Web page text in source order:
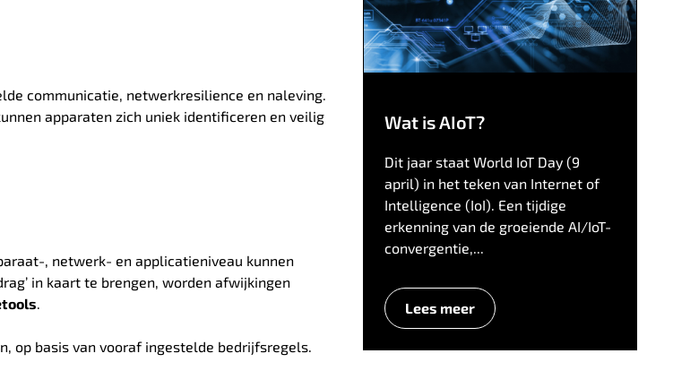
communicatie, netwerkresilience en naleving.
apparaten zich uniek identificeren en veilig
, netwerk- en applicatieniveau kunnen
in kaart te brengen, worden afwijkingen
.
op basis van vooraf ingestelde bedrijfsregels.
Wat is AIoT?
Dit jaar staat World IoT Day (9
april) in het teken van Internet of
Intelligence (IoI). Een tijdige
erkenning van de groeiende AI/IoT-
convergentie,...
Lees meer